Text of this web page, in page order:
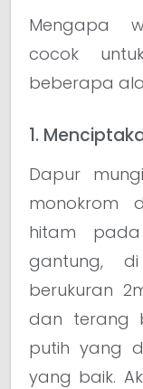
Mengapa
cocok
beberapa
1.
Dapur
monokrom
hitam
gantung,
berukuran
dan terang
putih yang
yang baik.